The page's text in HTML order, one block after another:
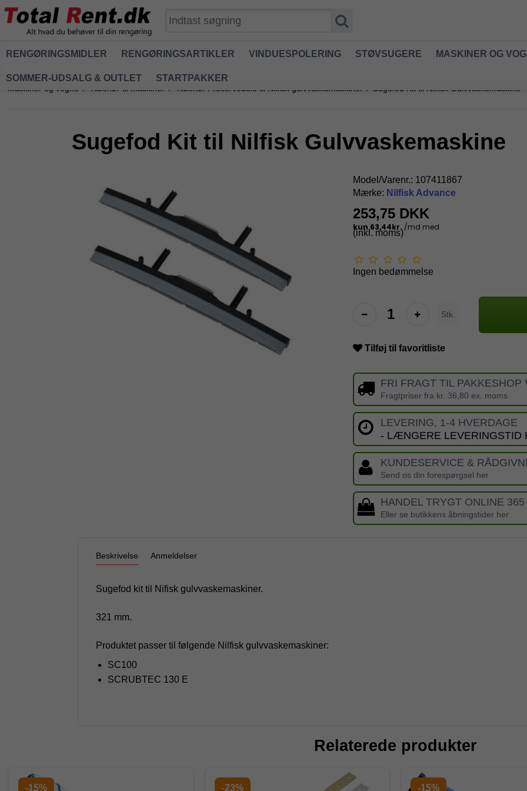
RENGØRINGSMIDLER RENGØRINGSARTIKLER VINDUESPOLERING STØVSUGERE MASKINER OG
SOMMER-UDSALG & OUTLET STARTPAKKER
Maskiner og vogne / Tilbehør til maskiner / Tilbehør / reservedele til Nilfisk gulvvaskemaskiner / Sugefod Kit til Nilfisk Gulvvaskemaskine
Sugefod Kit til Nilfisk Gulvvaskemaskine
Model/Varenr.: 107411867
Mærke: Nilfisk Advance
253,75 DKK
(inkl. moms)
Ingen bedømmelse
Stk.
Tilføj til favoritliste
FRI FRAGT TIL
Fragtpriser fra kr. 36,80 ex. moms
LEVERING, 1-4 HVERDAGE
- LÆNGERE LEVERINGSTID
KUNDESERVICE &
Send os din forespørgsel her
HANDEL TRYGT ONLINE
Eller se butikkens åbningstider her
Beskrivelse Anmeldelser
Sugefod kit til Nifisk gulvvaskemaskiner.
321 mm.
Produktet passer til følgende Nilfisk gulvvaskemaskiner:
SC100
SCRUBTEC 130 E
Relaterede produkter
-15% -23% -15%